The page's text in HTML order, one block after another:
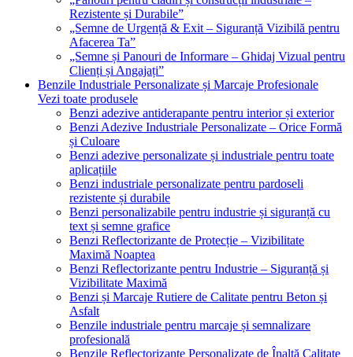
Rezistente și Durabile”
„Semne de Urgență & Exit – Siguranță Vizibilă pentru
Afacerea Ta”
„Semne și Panouri de Informare – Ghidaj Vizual pentru
Clienți și Angajați”
Benzile Industriale Personalizate și Marcaje Profesionale
Vezi toate produsele
Benzi adezive antiderapante pentru interior și exterior
Benzi Adezive Industriale Personalizate – Orice Formă
și Culoare
Benzi adezive personalizate și industriale pentru toate
aplicațiile
Benzi industriale personalizate pentru pardoseli
rezistente și durabile
Benzi personalizabile pentru industrie și siguranță cu
text și semne grafice
Benzi Reflectorizante de Protecție – Vizibilitate
Maximă Noaptea
Benzi Reflectorizante pentru Industrie – Siguranță și
Vizibilitate Maximă
Benzi și Marcaje Rutiere de Calitate pentru Beton și
Asfalt
Benzile industriale pentru marcaje și semnalizare
profesională
Benzile Reflectorizante Personalizate de Înaltă Calitate